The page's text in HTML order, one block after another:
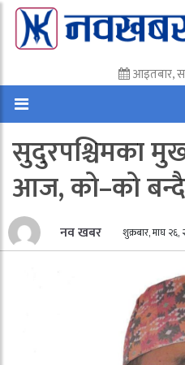
आइतबार,
सुदुरपश्चिमका
आज, को–को
नव खबर शुक्रबार, माघ २६,